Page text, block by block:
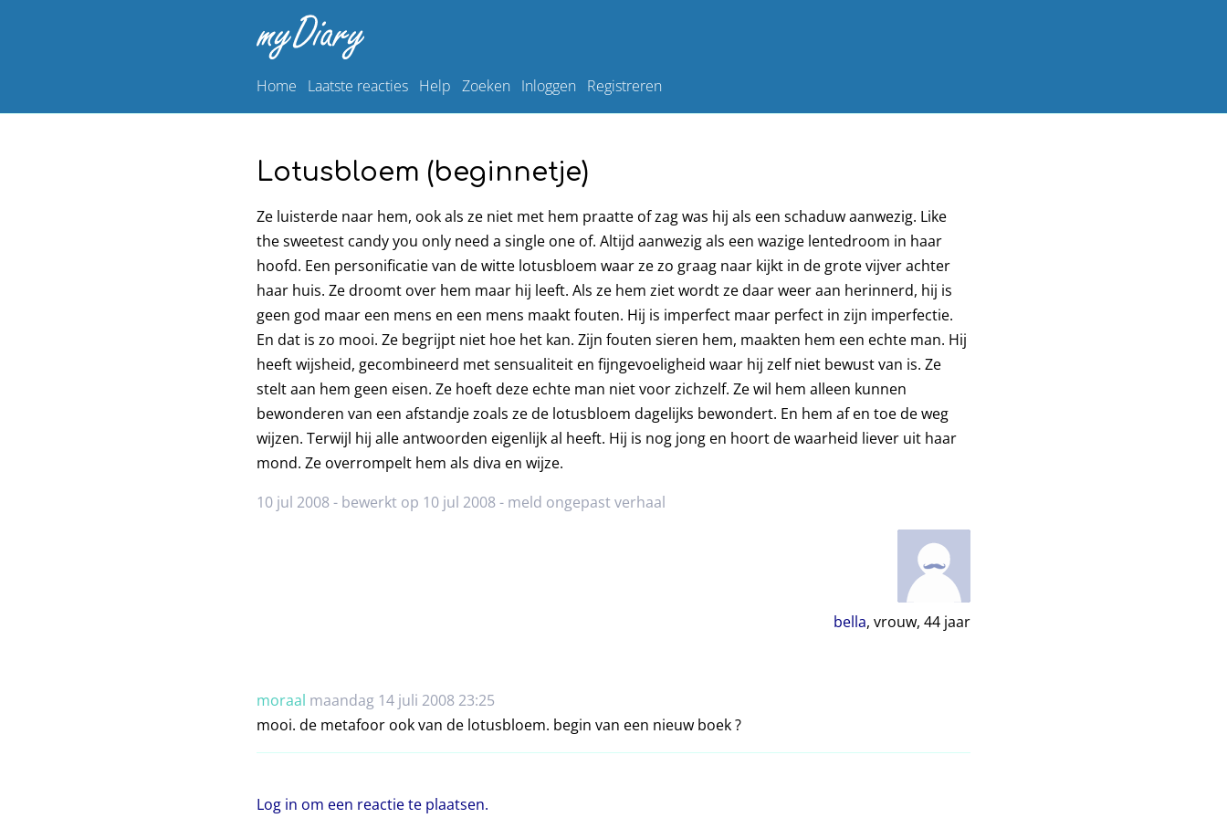
Home Laatste reacties Help Zoeken Inloggen Registreren
Lotusbloem (beginnetje)
Ze luisterde naar hem, ook als ze niet met hem praatte of zag was hij als een schaduw aanwezig. Like
the sweetest candy you only need a single one of. Altijd aanwezig als een wazige lentedroom in haar
hoofd. Een personificatie van de witte lotusbloem waar ze zo graag naar kijkt in de grote vijver achter
haar huis. Ze droomt over hem maar hij leeft. Als ze hem ziet wordt ze daar weer aan herinnerd, hij is
geen god maar een mens en een mens maakt fouten. Hij is imperfect maar perfect in zijn imperfectie.
En dat is zo mooi. Ze begrijpt niet hoe het kan. Zijn fouten sieren hem, maakten hem een echte man. Hij
heeft wijsheid, gecombineerd met sensualiteit en fijngevoeligheid waar hij zelf niet bewust van is. Ze
stelt aan hem geen eisen. Ze hoeft deze echte man niet voor zichzelf. Ze wil hem alleen kunnen
bewonderen van een afstandje zoals ze de lotusbloem dagelijks bewondert. En hem af en toe de weg
wijzen. Terwijl hij alle antwoorden eigenlijk al heeft. Hij is nog jong en hoort de waarheid liever uit haar
mond. Ze overrompelt hem als diva en wijze.
10 jul 2008 - bewerkt op 10 jul 2008 - meld ongepast verhaal
bella, vrouw, 44 jaar
moraal maandag 14 juli 2008 23:25
mooi. de metafoor ook van de lotusbloem. begin van een nieuw boek ?
Log in om een reactie te plaatsen.